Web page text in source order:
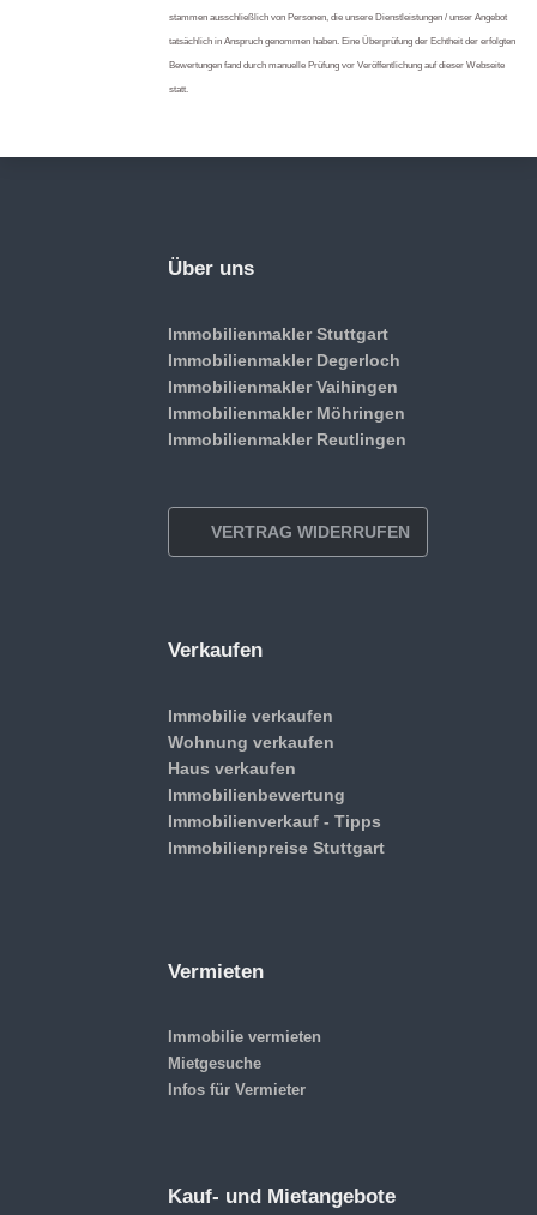
stammen ausschließlich von Personen, die unsere Dienstleistungen / unser Angebot
tatsächlich in Anspruch genommen haben. Eine Überprüfung der Echtheit der erfolgten
Bewertungen fand durch manuelle Prüfung vor Veröffentlichung auf dieser Webseite
statt.
Über uns
Immobilienmakler Stuttgart
Immobilienmakler Degerloch
Immobilienmakler Vaihingen
Immobilienmakler Möhringen
Immobilienmakler Reutlingen
VERTRAG WIDERRUFEN
Verkaufen
Immobilie verkaufen
Wohnung verkaufen
Haus verkaufen
Immobilienbewertung
Immobilienverkauf - Tipps
Immobilienpreise Stuttgart
Vermieten
Immobilie vermieten
Mietgesuche
Infos für Vermieter
Kauf- und Mietangebote